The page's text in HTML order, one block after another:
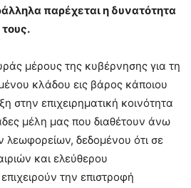
παρέχεται η δυνατότητα
μέρους της κυβέρνησης για τη
κλάδου εις βάρος κάποιου
στην επιχειρηματική κοινότητα
μέλη μας που διαθέτουν άνω
λεωφορείων, δεδομένου ότι σε
και ελεύθερου
την επιστροφή